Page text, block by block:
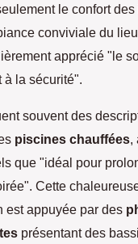
le confort
conviviale du
apprécié "le
à la sécurité".
souvent des
piscines chauffées,
que "idéal pour
Cette
est appuyée par des
présentant des